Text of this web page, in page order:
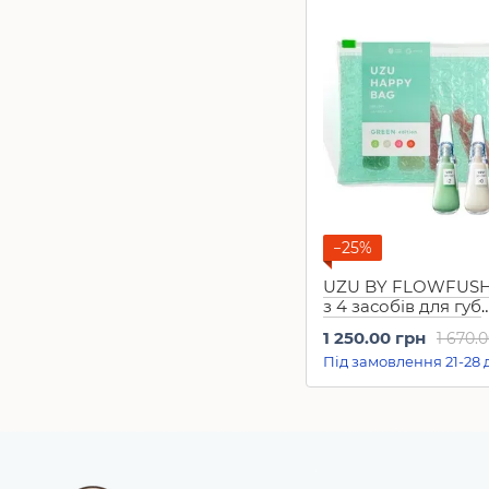
−25%
UZU BY
з 4 засобів для губ
BAG GREEN
Treatment collection
1
1 250.00 грн
Під замовлення 21-28